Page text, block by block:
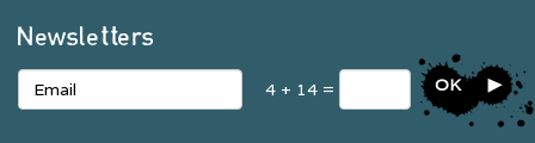
Newsletters
4 + 14 = OK